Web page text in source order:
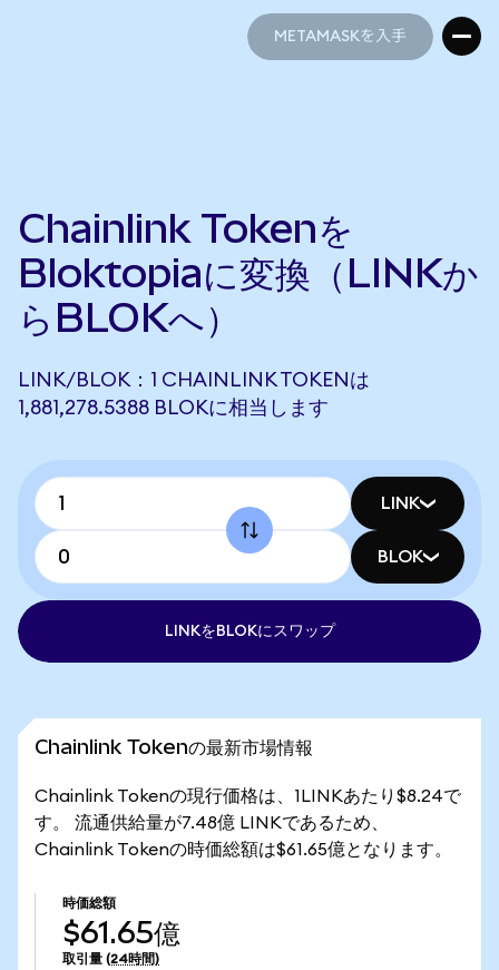
METAMASKを入手
Chainlink Tokenを
Bloktopiaに変換（LINKか
らBLOKへ）
LINK/BLOK：1 CHAINLINK TOKENは
1,881,278.5388 BLOKに相当します
LINK
BLOK
LINKをBLOKにスワップ
Chainlink Tokenの最新市場情報
Chainlink Tokenの現行価格は、1LINKあたり$8.24で
す。 流通供給量が7.48億 LINKであるため、
Chainlink Tokenの時価総額は$61.65億となります。
時価総額
$61.65億
取引量 (24時間)